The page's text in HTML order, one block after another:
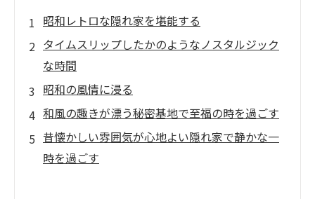
昭和レトロな隠れ家を堪能する
タイムスリップしたかのようなノスタルジック
な時間
昭和の風情に浸る
和風の趣きが漂う秘密基地で至福の時を過ごす
昔懐かしい雰囲気が心地よい隠れ家で静かな一
時を過ごす